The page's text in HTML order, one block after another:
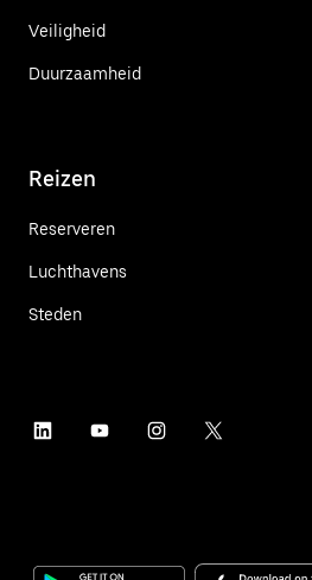
Veiligheid
Duurzaamheid
Reizen
Reserveren
Luchthavens
Steden